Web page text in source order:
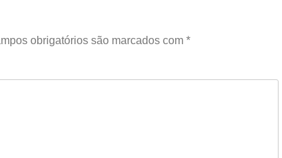
obrigatórios são marcados com *